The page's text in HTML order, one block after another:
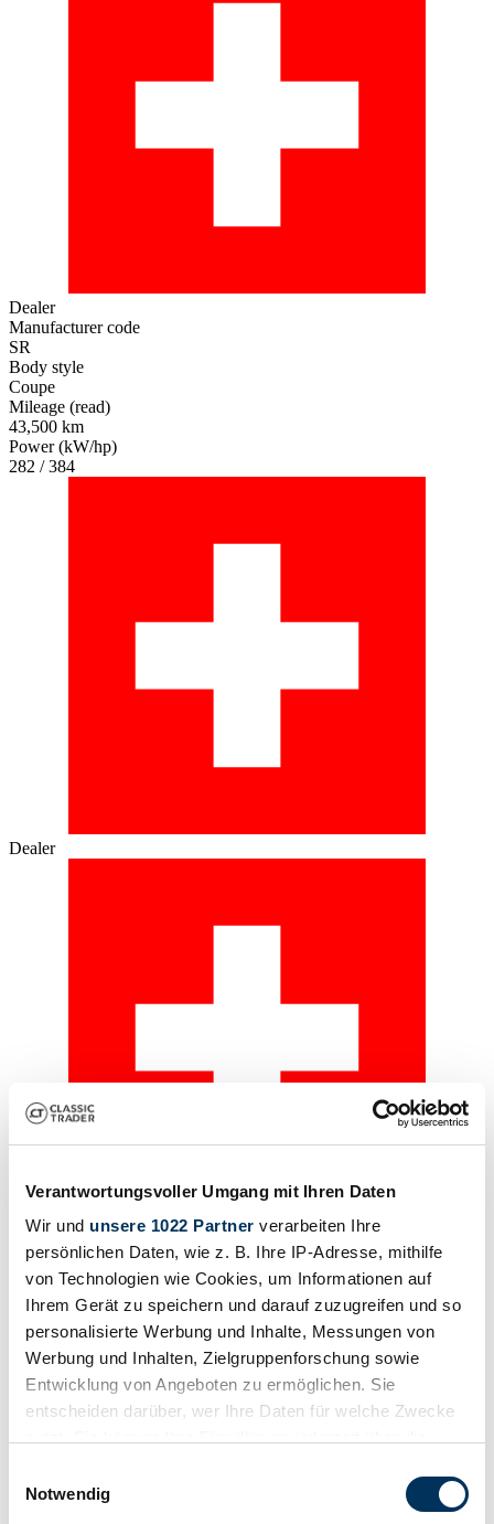
Verantwortungsvoller Umgang mit Ihren Daten
Wir und unsere 1022 Partner verarbeiten Ihre
persönlichen Daten, wie z. B. Ihre IP-Adresse, mithilfe
von Technologien wie Cookies, um Informationen auf
Ihrem Gerät zu speichern und darauf zuzugreifen und so
personalisierte Werbung und Inhalte, Messungen von
Werbung und Inhalten, Zielgruppenforschung sowie
Entwicklung von Angeboten zu ermöglichen. Sie
entscheiden darüber, wer Ihre Daten für welche Zwecke
Trigger Symbol ändern oder widerrufen
Notwendig
Dealer
Manufacturer code
SR
Body style
Coupe
Mileage (read)
43,500 km
Power (kW/hp)
282 / 384
Dealer
Dealer
Expired listing